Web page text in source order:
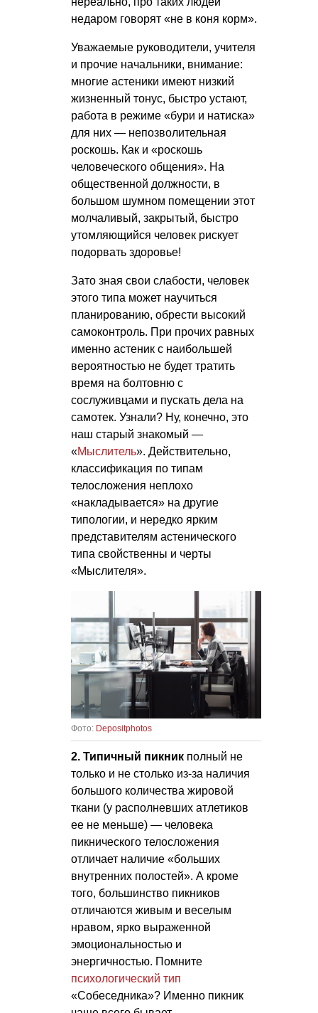
недаром говорят «не в коня корм».
Уважаемые руководители, учителя
и прочие начальники, внимание:
многие астеники имеют низкий
жизненный тонус, быстро устают,
работа в режиме «бури и натиска»
для них — непозволительная
роскошь. Как и «роскошь
человеческого общения». На
общественной должности, в
большом шумном помещении этот
молчаливый, закрытый, быстро
утомляющийся человек рискует
подорвать здоровье!
Зато зная свои слабости, человек
этого типа может научиться
планированию, обрести высокий
самоконтроль. При прочих равных
именно астеник с наибольшей
вероятностью не будет тратить
время на болтовню с
сослуживцами и пускать дела на
самотек. Узнали? Ну, конечно, это
наш старый знакомый —
«Мыслитель». Действительно,
классификация по типам
телосложения неплохо
«накладывается» на другие
типологии, и нередко ярким
представителям астенического
типа свойственны и черты
«Мыслителя».
Фото: Depositphotos
2. Типичный пикник полный не
только и не столько из-за наличия
большого количества жировой
ткани (у располневших атлетиков
ее не меньше) — человека
пикнического телосложения
отличает наличие «больших
внутренних полостей». А кроме
того, большинство пикников
отличаются живым и веселым
нравом, ярко выраженной
эмоциональностью и
энергичностью. Помните
психологический тип
«Собеседника»? Именно пикник